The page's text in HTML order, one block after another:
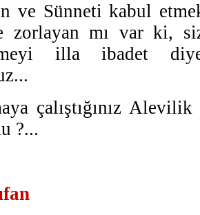
ve Sünneti kabul
zorlayan mı var ki,
illa ibadet
çalıştığınız
?...